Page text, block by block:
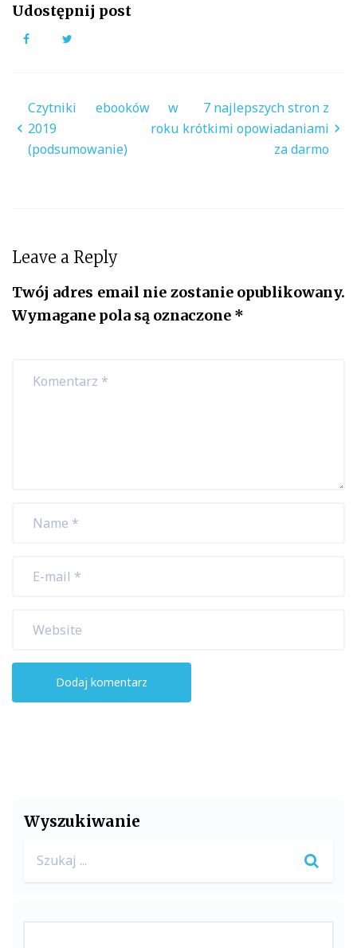
Udostępnij post
Facebook
Nawigacja
wpisu
Czytniki ebooków w
2019 roku
(podsumowanie)
7 najlepszych stron z
krótkimi opowiadaniami
za darmo
Leave a Reply
Twój adres email nie zostanie opublikowany.
Wymagane pola są oznaczone *
Wyszukiwanie
for: